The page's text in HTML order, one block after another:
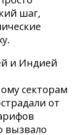
шаг,
и Индией
секторам
от
вызвало